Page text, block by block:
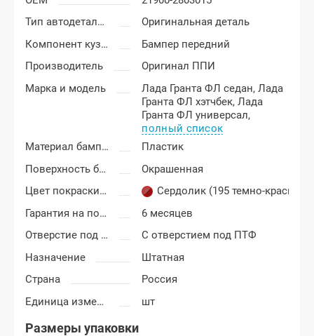
Тип автодеталей
Оригинальная деталь
Компонент кузова
Бампер передний
Производитель
Оригинал ППИ
Марка и модель
Лада Гранта ФЛ седан,Лада
Гранта ФЛ хэтчбек,Лада
Гранта ФЛ универсал,
полный список
Материал бампера
Пластик
Поверхность бампера
Окрашенная
Цвет покраски Лада Гранта ФЛ (FL)
Сердолик (195 темно-красный)
Гарантия на покраску
6 месяцев
Отверстие под ПТФ
С отверстием под ПТФ
Назначение
Штатная
Страна
Россия
Единица измерения
шт
Размеры упаковки